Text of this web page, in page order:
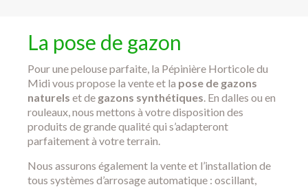
La pose de gazon
Pour une pelouse parfaite, la Pépinière Horticole du
Midi vous propose la vente et la pose de gazons
naturels et de gazons synthétiques. En dalles ou en
rouleaux, nous mettons à votre disposition des
produits de grande qualité qui s’adapteront
parfaitement à votre terrain.
Nous assurons également la vente et l’installation de
tous systèmes d’arrosage automatique : oscillant,